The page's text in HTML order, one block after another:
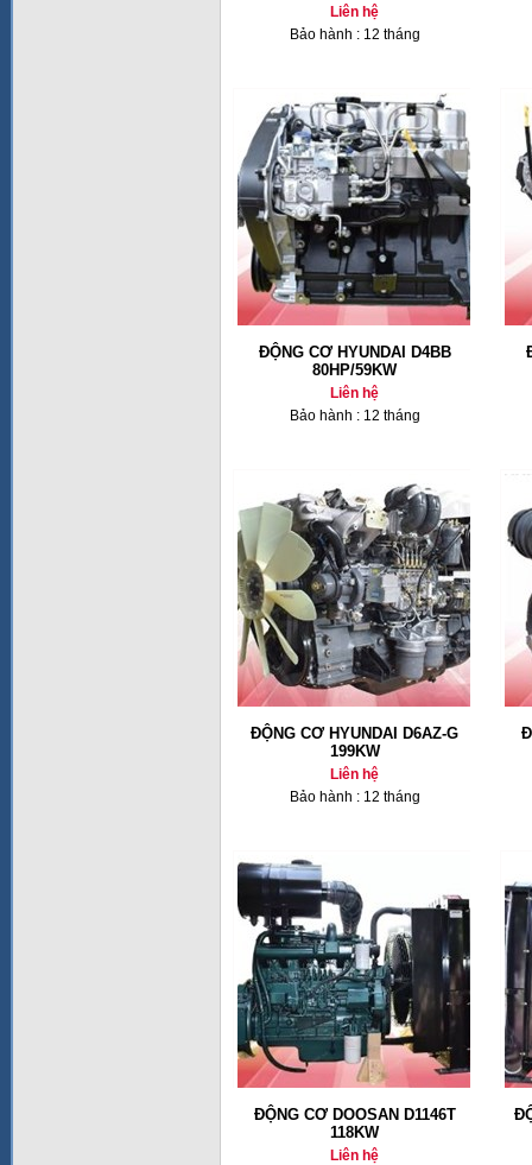
Liên hệ
Bảo hành : 12 tháng
ĐỘNG CƠ HYUNDAI D4BB
80HP/59KW
Liên hệ
Bảo hành : 12 tháng
ĐỘNG CƠ HYUNDAI D6AZ-G
199KW
Liên hệ
Bảo hành : 12 tháng
ĐỘNG CƠ DOOSAN D1146T
118KW
Liên hệ